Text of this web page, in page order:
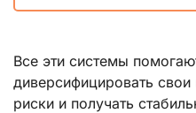
Все эти системы
диверсифицировать
риски и получать